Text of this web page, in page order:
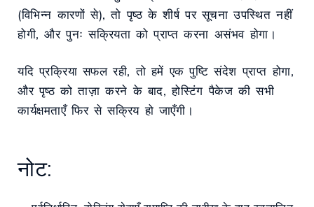
(विभिन्न कारणों से), तो पृष्ठ के शीर्ष पर सूचना उपस्थित नहीं
होगी, और पुनः सक्रियता को प्राप्त करना असंभव होगा।
यदि प्रक्रिया सफल रही, तो हमें एक पुष्टि संदेश प्राप्त होगा,
और पृष्ठ को ताज़ा करने के बाद, होस्टिंग पैकेज की सभी
कार्यक्षमताएँ फिर से सक्रिय हो जाएँगी।
नोट: